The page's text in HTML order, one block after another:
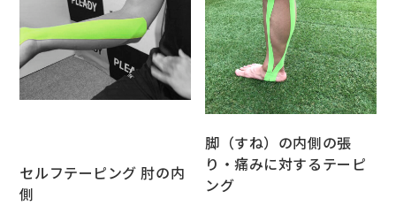
セルフテーピング 肘の内
側
脚（すね）の内側の張
り・痛みに対するテーピ
ング